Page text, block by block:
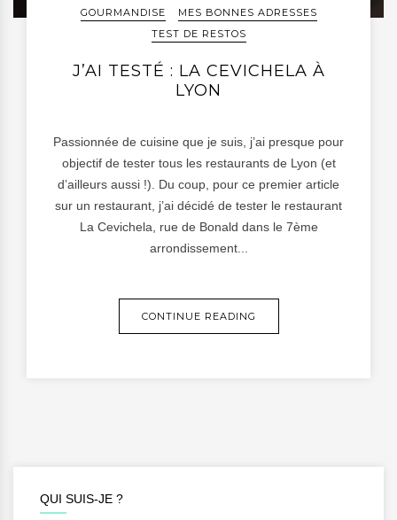
GOURMANDISE
MES BONNES ADRESSES
TEST DE RESTOS
J’AI TESTÉ : LA CEVICHELA À
LYON
Passionnée de cuisine que je suis, j’ai presque pour
objectif de tester tous les restaurants de Lyon (et
d’ailleurs aussi !). Du coup, pour ce premier article
sur un restaurant, j’ai décidé de tester le restaurant
La Cevichela, rue de Bonald dans le 7ème
arrondissement...
CONTINUE READING
QUI SUIS-JE ?